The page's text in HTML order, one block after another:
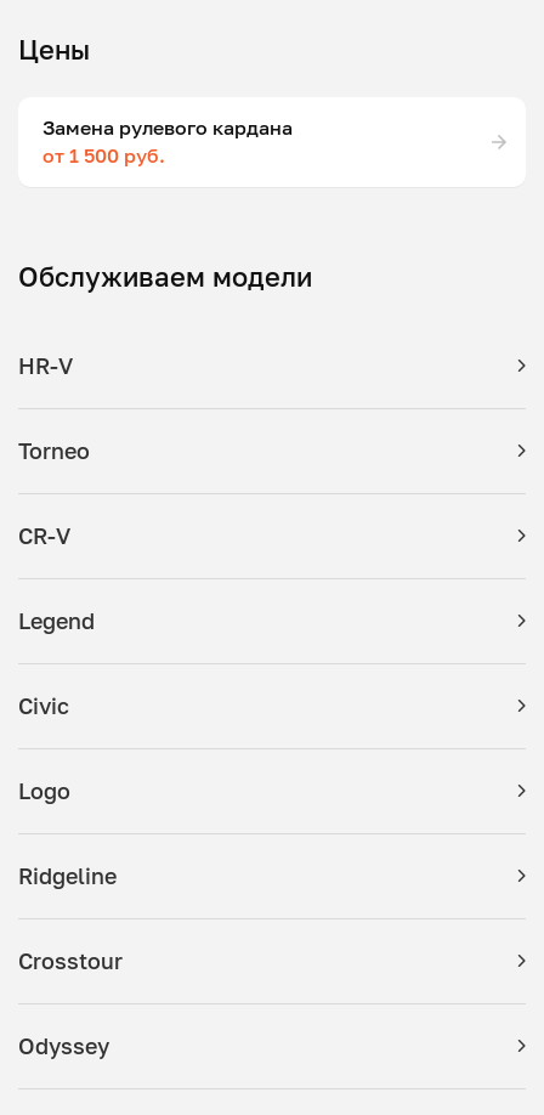
Цены
Замена рулевого кардана
от 1 500 руб.
Обслуживаем модели
HR-V
Torneo
CR-V
Legend
Civic
Logo
Ridgeline
Crosstour
Odyssey